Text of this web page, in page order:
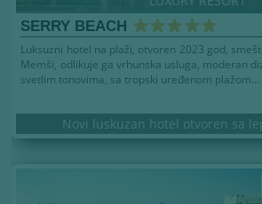
SERRY BEACH
Luksuzni hotel na plaži, otvoren 2023 god,
Memši, odlikuje ga vrhunska usluga, moderan
svetlim tonovima, sa tropski uređenom plažom...
Novi luskuzan hotel otvoren sa